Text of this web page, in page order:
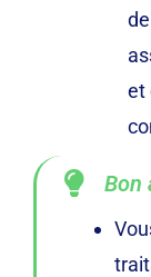
et
Bon